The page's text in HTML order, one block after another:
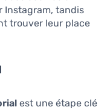
Instagram, tandis
trouver leur place
est une étape clé